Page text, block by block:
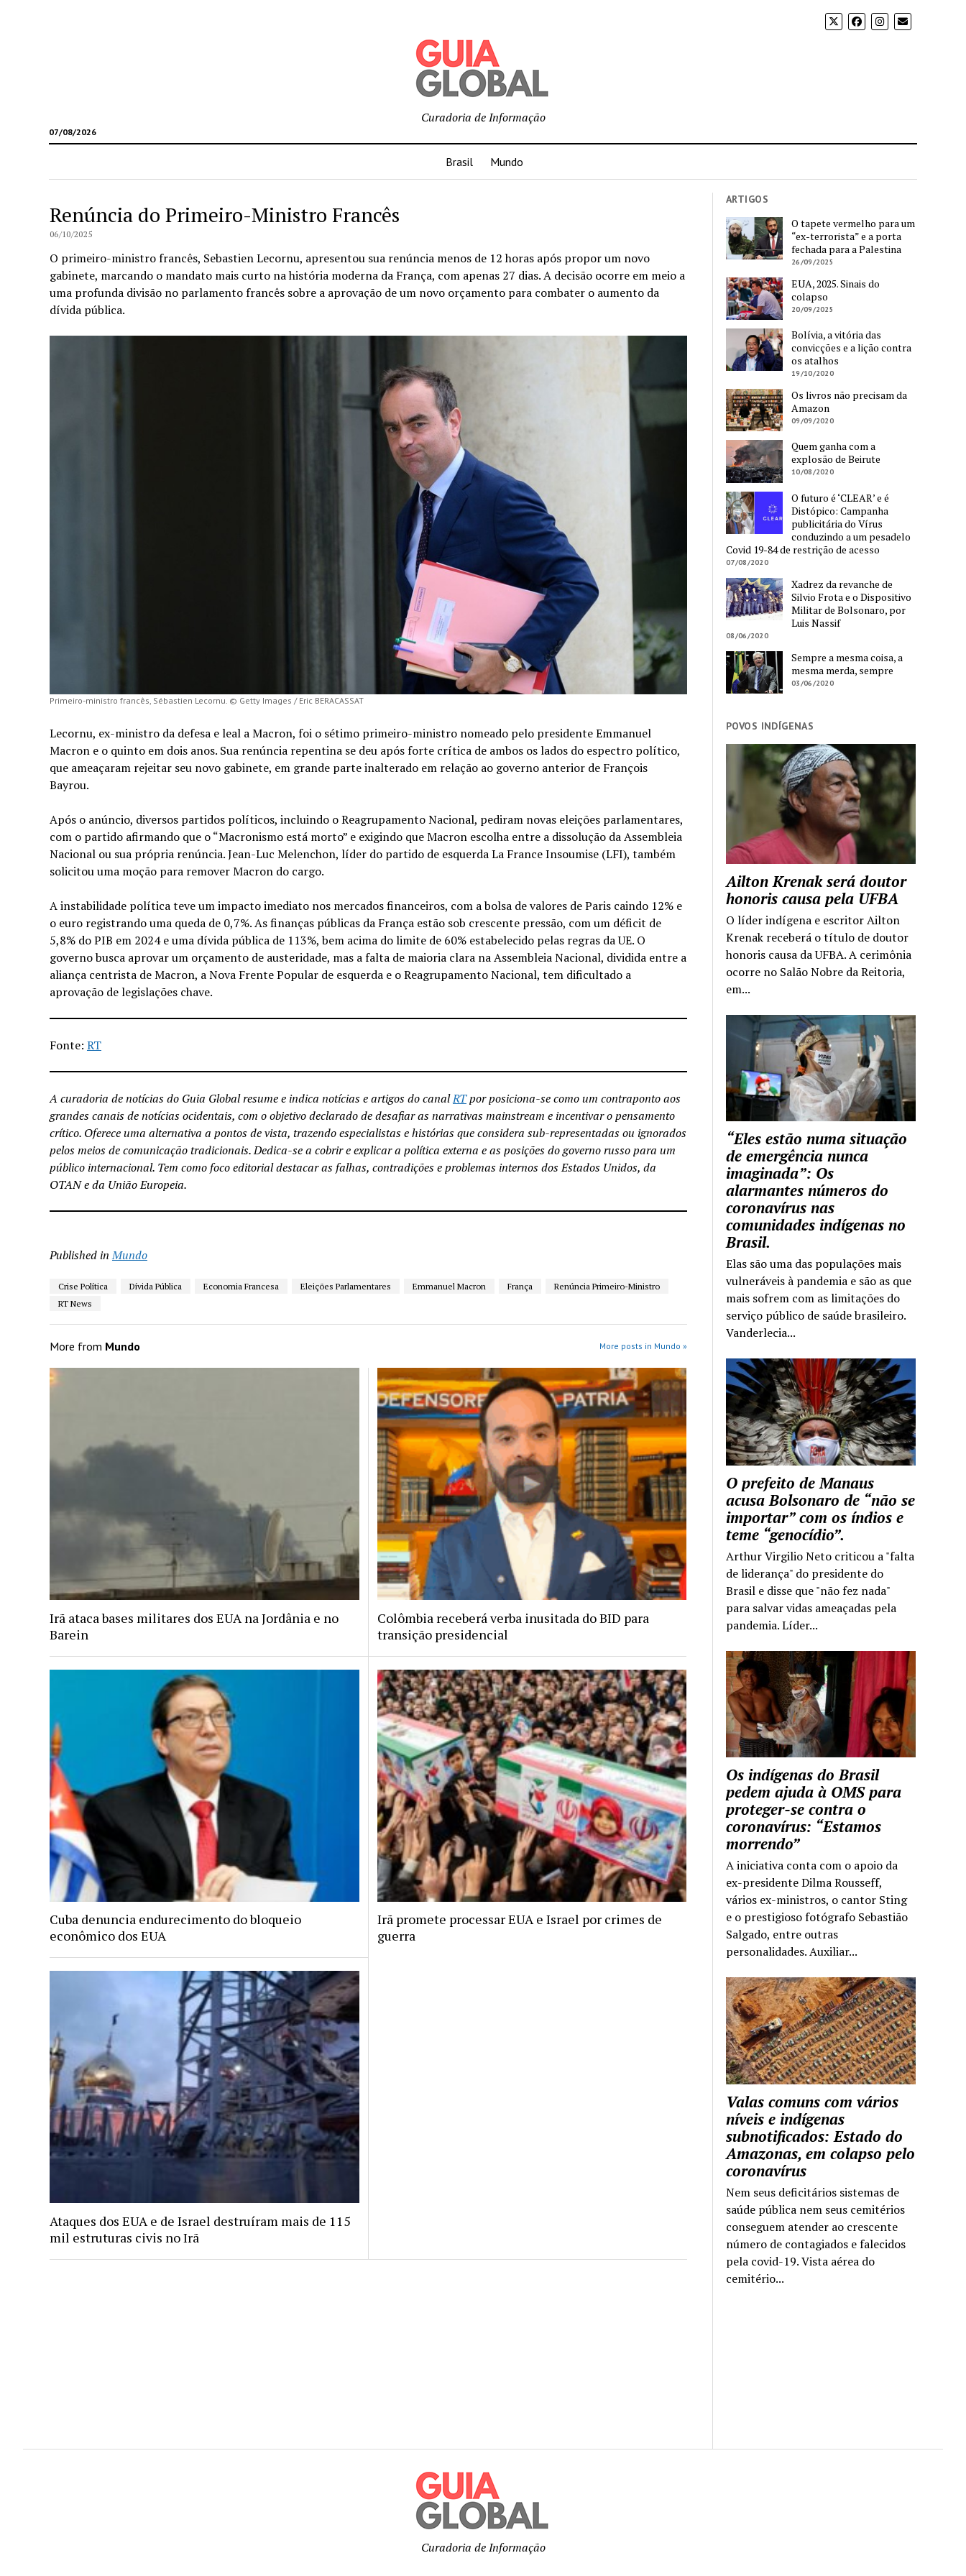
07/08/2026
Curadoria de Informação
Brasil Mundo
Renúncia do Primeiro-Ministro Francês
06/10/2025
O primeiro-ministro francês, Sebastien Lecornu, apresentou sua renúncia menos de 12 horas após propor um novo
gabinete, marcando o mandato mais curto na história moderna da França, com apenas 27 dias. A decisão ocorre em meio a
uma profunda divisão no parlamento francês sobre a aprovação de um novo orçamento para combater o aumento da
dívida pública.
Primeiro-ministro francês, Sébastien Lecornu. © Getty Images / Eric BERACASSAT
Lecornu, ex-ministro da defesa e leal a Macron, foi o sétimo primeiro-ministro nomeado pelo presidente Emmanuel
Macron e o quinto em dois anos. Sua renúncia repentina se deu após forte crítica de ambos os lados do espectro político,
que ameaçaram rejeitar seu novo gabinete, em grande parte inalterado em relação ao governo anterior de François
Bayrou.
Após o anúncio, diversos partidos políticos, incluindo o Reagrupamento Nacional, pediram novas eleições parlamentares,
com o partido afirmando que o “Macronismo está morto” e exigindo que Macron escolha entre a dissolução da Assembleia
Nacional ou sua própria renúncia. Jean-Luc Melenchon, líder do partido de esquerda La France Insoumise (LFI), também
solicitou uma moção para remover Macron do cargo.
A instabilidade política teve um impacto imediato nos mercados financeiros, com a bolsa de valores de Paris caindo 12% e
o euro registrando uma queda de 0,7%. As finanças públicas da França estão sob crescente pressão, com um déficit de
5,8% do PIB em 2024 e uma dívida pública de 113%, bem acima do limite de 60% estabelecido pelas regras da UE. O
governo busca aprovar um orçamento de austeridade, mas a falta de maioria clara na Assembleia Nacional, dividida entre a
aliança centrista de Macron, a Nova Frente Popular de esquerda e o Reagrupamento Nacional, tem dificultado a
aprovação de legislações chave.
Fonte: RT
A curadoria de notícias do Guia Global resume e indica notícias e artigos do canalRTpor posiciona-se como um contraponto aos
grandes canais de notícias ocidentais, com o objetivo declarado de desafiar as narrativas mainstream e incentivar o pensamento
crítico. Oferece uma alternativa a pontos de vista, trazendo especialistas e histórias que considera sub-representadas ou ignorados
pelos meios de comunicação tradicionais. Dedica-se a cobrir e explicar a política externa e as posições do governo russo para um
público internacional. Tem como foco editorial destacar as falhas, contradições e problemas internos dos Estados Unidos, da
OTAN e da União Europeia.
Published in Mundo
Crise Política Dívida Pública Economia Francesa Eleições Parlamentares Emmanuel Macron França
Renúncia Primeiro-Ministro
RT News
More from Mundo More posts in Mundo »
Irã ataca bases militares dos EUA na Jordânia e no
Barein
Colômbia receberá verba inusitada do BID para
transição presidencial
Cuba denuncia endurecimento do bloqueio
econômico dos EUA
Irã promete processar EUA e Israel por crimes de
guerra
Ataques dos EUA e de Israel destruíram mais de 115
mil estruturas civis no Irã
ARTIGOS
O tapete vermelho para um
“ex-terrorista” e a porta
fechada para a Palestina
26/09/2025
EUA, 2025. Sinais do
colapso
20/09/2025
Bolívia, a vitória das
convicções e a lição contra
os atalhos
19/10/2020
Os livros não precisam da
Amazon
09/09/2020
Quem ganha com a
explosão de Beirute
10/08/2020
O futuro é ‘CLEAR’ e é
Distópico: Campanha
publicitária do Vírus
conduzindo a um pesadelo
Covid 19-84 de restrição de acesso
07/08/2020
Xadrez da revanche de
Silvio Frota e o Dispositivo
Militar de Bolsonaro, por
Luis Nassif
08/06/2020
Sempre a mesma coisa, a
mesma merda, sempre
03/06/2020
POVOS INDÍGENAS
Ailton Krenak será doutor
honoris causa pela UFBA
O líder indígena e escritor Ailton
Krenak receberá o título de doutor
honoris causa da UFBA. A cerimônia
ocorre no Salão Nobre da Reitoria,
em...
“Eles estão numa situação
de emergência nunca
imaginada”: Os
alarmantes números do
coronavírus nas
comunidades indígenas no
Brasil.
Elas são uma das populações mais
vulneráveis à pandemia e são as que
mais sofrem com as limitações do
serviço público de saúde brasileiro.
Vanderlecia...
O prefeito de Manaus
acusa Bolsonaro de “não se
importar” com os índios e
teme “genocídio”.
Arthur Virgilio Neto criticou a "falta
de liderança" do presidente do
Brasil e disse que "não fez nada"
para salvar vidas ameaçadas pela
pandemia. Líder...
Os indígenas do Brasil
pedem ajuda à OMS para
proteger-se contra o
coronavírus: “Estamos
morrendo”
A iniciativa conta com o apoio da
ex-presidente Dilma Rousseff,
vários ex-ministros, o cantor Sting
e o prestigioso fotógrafo Sebastião
Salgado, entre outras
personalidades. Auxiliar...
Valas comuns com vários
níveis e indígenas
subnotificados: Estado do
Amazonas, em colapso pelo
coronavírus
Nem seus deficitários sistemas de
saúde pública nem seus cemitérios
conseguem atender ao crescente
número de contagiados e falecidos
pela covid-19. Vista aérea do
cemitério...
Curadoria de Informação